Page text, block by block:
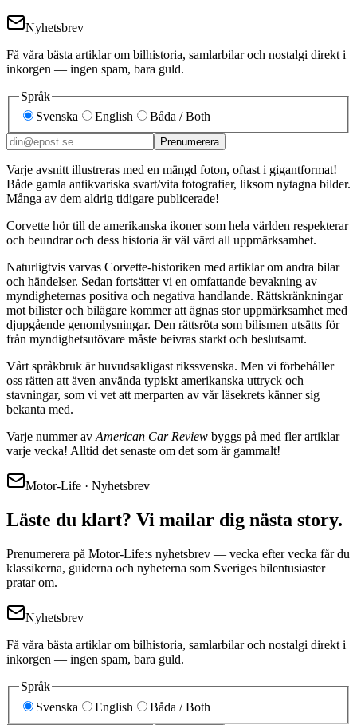
Nyhetsbrev
Få våra bästa artiklar om bilhistoria, samlarbilar och nostalgi direkt i
inkorgen — ingen spam, bara guld.
Språk
Svenska
English Båda / Both
Prenumerera
Varje avsnitt illustreras med en mängd foton, oftast i gigantformat!
Både gamla antikvariska svart/vita fotografier, liksom nytagna bilder.
Många av dem aldrig tidigare publicerade!
Corvette hör till de amerikanska ikoner som hela världen respekterar
och beundrar och dess historia är väl värd all uppmärksamhet.
Naturligtvis varvas Corvette-historiken med artiklar om andra bilar
och händelser. Sedan fortsätter vi en omfattande bevakning av
myndigheternas positiva och negativa handlande. Rättskränkningar
mot bilister och bilägare kommer att ägnas stor uppmärksamhet med
djupgående genomlysningar. Den rättsröta som bilismen utsätts för
från myndighetsutövare måste beivras starkt och beslutsamt.
Vårt språkbruk är huvudsakligast rikssvenska. Men vi förbehåller
oss rätten att även använda typiskt amerikanska uttryck och
stavningar, som vi vet att merparten av vår läsekrets känner sig
bekanta med.
Varje nummer avAmerican Car Review byggs på med fler artiklar
varje vecka! Alltid det senaste om det som är gammalt!
Motor-Life · Nyhetsbrev
Läste du klart? Vi mailar dig nästa story.
Prenumerera på Motor-Life:s nyhetsbrev — vecka efter vecka får du
klassikerna, guiderna och nyheterna som Sveriges bilentusiaster
pratar om.
Nyhetsbrev
Få våra bästa artiklar om bilhistoria, samlarbilar och nostalgi direkt i
inkorgen — ingen spam, bara guld.
Språk
Svenska
English Båda / Both